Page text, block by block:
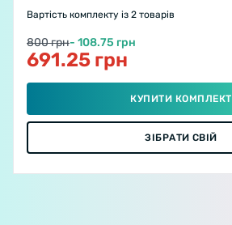
Вартість комплекту із 2 товарів
800 грн- 108.75 грн
691.25 грн
КУПИТИ КОМПЛЕКТ
ЗІБРАТИ СВІЙ